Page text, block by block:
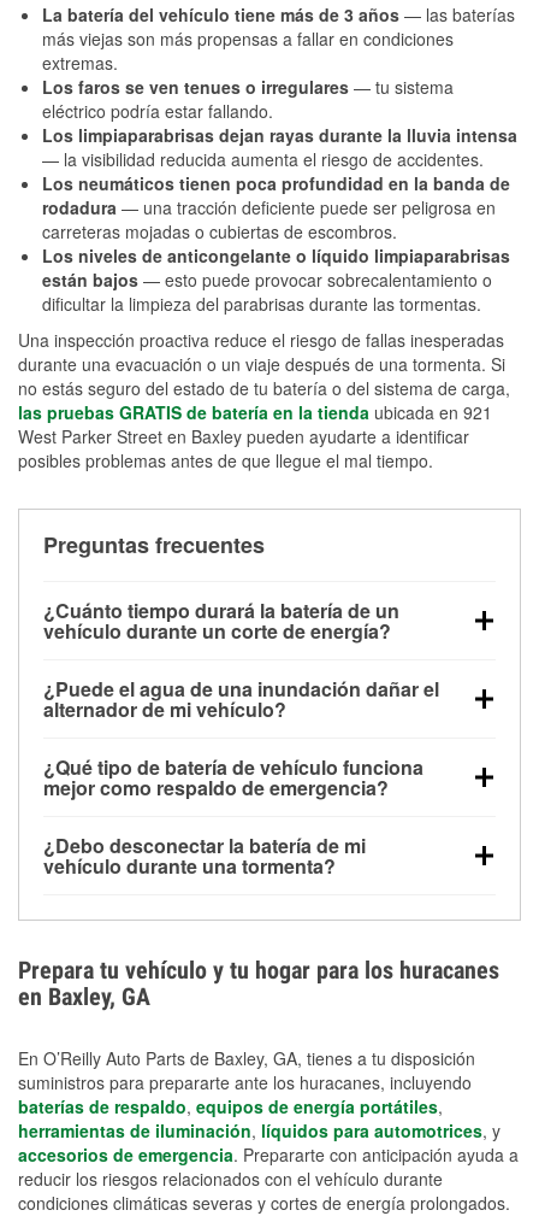
La batería del vehículo tiene más de 3 años — las baterías
más viejas son más propensas a fallar en condiciones
extremas.
Los faros se ven tenues o irregulares — tu sistema
eléctrico podría estar fallando.
Los limpiaparabrisas dejan rayas durante la lluvia intensa
— la visibilidad reducida aumenta el riesgo de accidentes.
Los neumáticos tienen poca profundidad en la banda de
rodadura — una tracción deficiente puede ser peligrosa en
carreteras mojadas o cubiertas de escombros.
Los niveles de anticongelante o líquido limpiaparabrisas
están bajos — esto puede provocar sobrecalentamiento o
dificultar la limpieza del parabrisas durante las tormentas.
Una inspección proactiva reduce el riesgo de fallas inesperadas
durante una evacuación o un viaje después de una tormenta. Si
no estás seguro del estado de tu batería o del sistema de carga,
las pruebas GRATIS de batería en la tienda ubicada en 921
West Parker Street en Baxley pueden ayudarte a identificar
posibles problemas antes de que llegue el mal tiempo.
Preguntas frecuentes
¿Cuánto tiempo durará la batería de un
vehículo durante un corte de energía?
alimentar pequeños accesorios durante un tiempo
limitado, pero el uso repetido sin conducir el vehículo
contar con un equipo de carga de respaldo para
cortes prolongados.
¿Puede el agua de una inundación dañar el
alternador de mi vehículo?
parte baja del compartimento del motor y pueden
dañarse si se sumergen, lo que puede provocar una
días después de la exposición.
¿Qué tipo de batería de vehículo funciona
mejor como respaldo de emergencia?
para aplicaciones de ciclo profundo porque son
selladas, resistentes a las vibraciones y más
¿Debo desconectar la batería de mi
vehículo durante una tormenta?
los daños por inundación. Evitar el agua estancada y
preparar opciones de carga de respaldo son
medidas de protección más efectivas.
Prepara tu vehículo y tu hogar para los huracanes
en Baxley, GA
En O’Reilly Auto Parts de Baxley, GA, tienes a tu disposición
suministros para prepararte ante los huracanes, incluyendo
baterías de respaldo, equipos de energía portátiles,
herramientas de iluminación, líquidos para automotrices, y
accesorios de emergencia. Prepararte con anticipación ayuda a
reducir los riesgos relacionados con el vehículo durante
condiciones climáticas severas y cortes de energía prolongados.